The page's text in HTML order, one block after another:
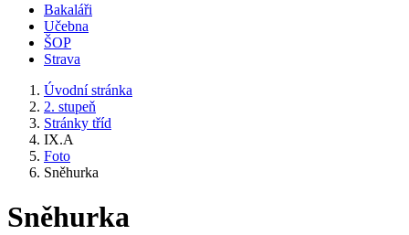
Bakaláři
Učebna
ŠOP
Strava
Úvodní stránka
2. stupeň
Stránky tříd
IX.A
Foto
Sněhurka
Sněhurka